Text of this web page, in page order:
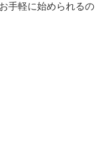
手軽に始められるの